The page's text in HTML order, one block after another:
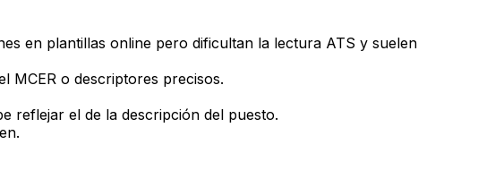
en plantillas online pero dificultan la lectura ATS y suelen
MCER o descriptores precisos.
reflejar el de la descripción del puesto.